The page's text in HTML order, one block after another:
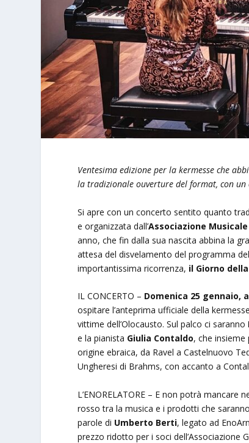
Ventesima edizione per la kermesse che
la tradizionale ouverture del format, con un
Si apre con un concerto sentito quanto
e organizzata dall’Associazione
anno, che fin dalla sua nascita abbina la
attesa del disvelamento del programma
importantissima ricorrenza, il Giorno
IL CONCERTO – Domenica 25 gennaio,
ospitare l’anteprima ufficiale della
vittime dell’Olocausto. Sul palco ci saranno
e la pianista Giulia Contaldo, che
origine ebraica, da Ravel a Castelnuovo
Ungheresi di Brahms, con accanto a
L’ENORELATORE – E non potrà mancare
rosso tra la musica e i prodotti che
parole di Umberto Berti, legato ad
prezzo ridotto per i soci dell’Associazione